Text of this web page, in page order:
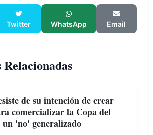
Twitter WhatsApp Email
de su intención de crear
comercializar la Copa del
'no' generalizado